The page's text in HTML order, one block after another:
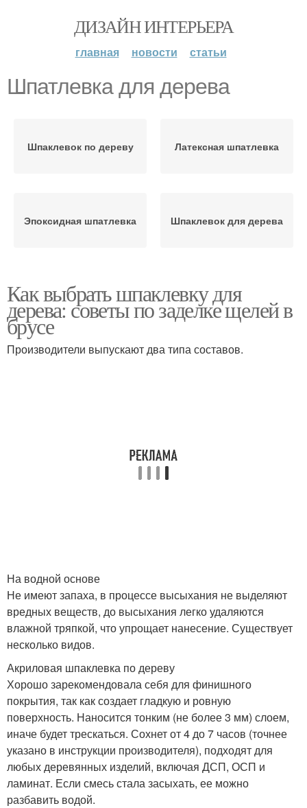
ДИЗАЙН ИНТЕРЬЕРА
главная новости статьи
Шпатлевка для дерева
Шпаклевок по дереву Латексная шпатлевка
Эпоксидная шпатлевка Шпаклевок для дерева
Как выбрать шпаклевку для
дерева: советы по заделке щелей в
брусе
Производители выпускают два типа составов.
На водной основе
Не имеют запаха, в процессе высыхания не выделяют
вредных веществ, до высыхания легко удаляются
влажной тряпкой, что упрощает нанесение. Существует
несколько видов.
Акриловая шпаклевка по дереву
Хорошо зарекомендовала себя для финишного
покрытия, так как создает гладкую и ровную
поверхность. Наносится тонким (не более 3 мм) слоем,
иначе будет трескаться. Сохнет от 4 до 7 часов (точнее
указано в инструкции производителя), подходят для
любых деревянных изделий, включая ДСП, ОСП и
ламинат. Если смесь стала засыхать, ее можно
разбавить водой.